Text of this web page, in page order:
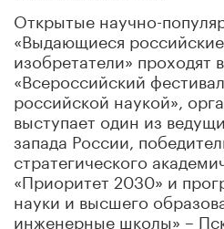
Открытые научно-
«Выдающиеся
изобретатели» проходят
«Всероссийский
российской наукой»,
выступает один из
запада России,
стратегического
«Приоритет 2030» и
науки и высшего
инженерные школы» –